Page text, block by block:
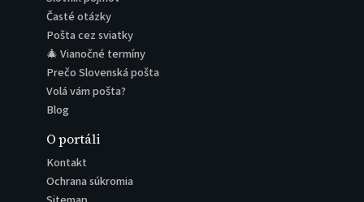
Časté otázky
Pošta cez sviatky
🎄 Vianočné termíny
Prečo Slovenská pošta
Volá vám pošta?
Blog
O portáli
Kontakt
Ochrana súkromia